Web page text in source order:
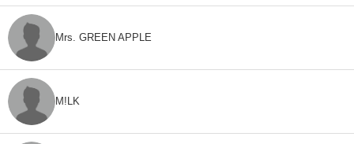
Mrs. GREEN APPLE
M!LK